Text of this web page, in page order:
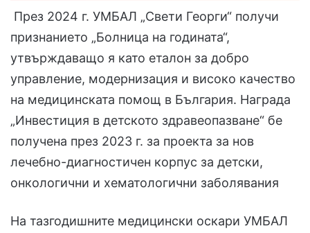
През 2024 г. УМБАЛ „Свети Георги“ получи
признанието „Болница на годината“,
утвърждаващо я като еталон за добро
управление, модернизация и високо качество
на медицинската помощ в България. Награда
„Инвестиция в детското здравеопазване“ бе
получена през 2023 г. за проекта за нов
лечебно-диагностичен корпус за детски,
онкологични и хематологични заболявания
На тазгодишните медицински оскари УМБАЛ